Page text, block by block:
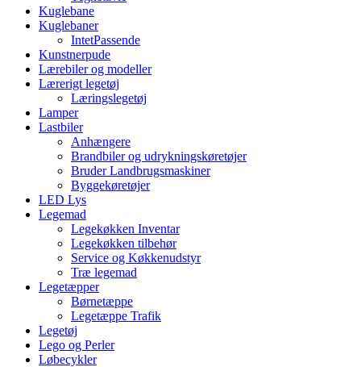
Kuglebane
Kuglebaner
IntetPassende
Kunstnerpude
Lærebiler og modeller
Lærerigt legetøj
Læringslegetøj
Lamper
Lastbiler
Anhængere
Brandbiler og udrykningskøretøjer
Bruder Landbrugsmaskiner
Byggekøretøjer
LED Lys
Legemad
Legekøkken Inventar
Legekøkken tilbehør
Service og Køkkenudstyr
Træ legemad
Legetæpper
Børnetæppe
Legetæppe Trafik
Legetøj
Lego og Perler
Løbecykler